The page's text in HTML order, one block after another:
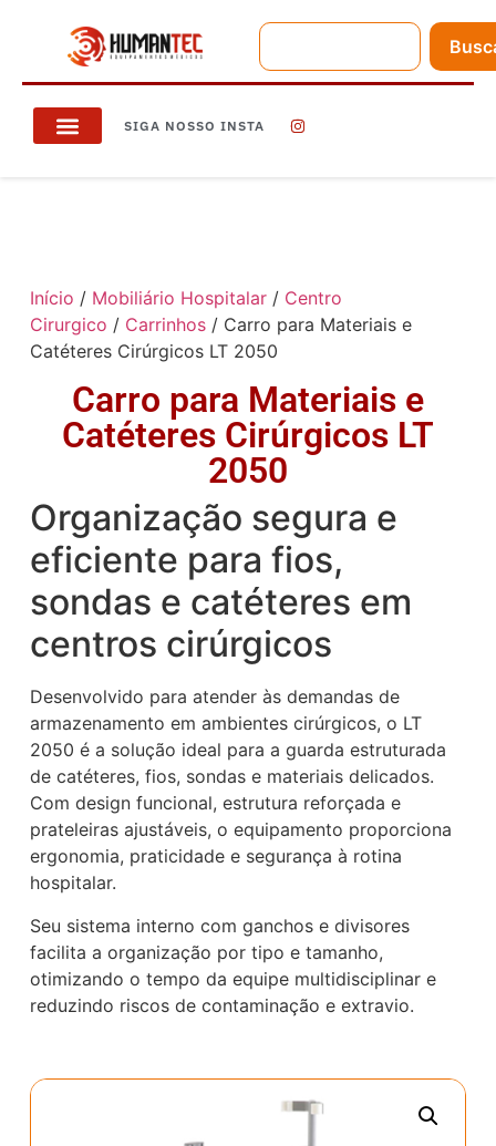
SIGA NOSSO INSTA
Início / Mobiliário Hospitalar/ Centro
Cirurgico / Carrinhos/ Carro para Materiais e
Catéteres Cirúrgicos LT 2050
Carro para Materiais e
Catéteres Cirúrgicos LT
2050
Organização segura e
eficiente para fios,
sondas e catéteres em
centros cirúrgicos
Desenvolvido para atender às demandas de
armazenamento em ambientes cirúrgicos, o LT
2050 é a solução ideal para a guarda estruturada
de catéteres, fios, sondas e materiais delicados.
Com design funcional, estrutura reforçada e
prateleiras ajustáveis, o equipamento proporciona
ergonomia, praticidade e segurança à rotina
hospitalar.
Seu sistema interno com ganchos e divisores
facilita a organização por tipo e tamanho,
otimizando o tempo da equipe multidisciplinar e
reduzindo riscos de contaminação e extravio.